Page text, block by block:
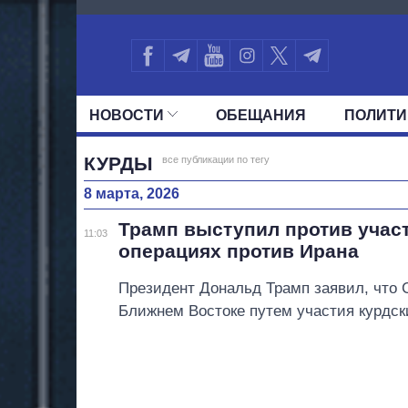
3499
НОВОСТИ ОБЕЩАНИЯ
ВСЕ ПОЛИТИКИ
КУРДЫ все публикации по тегу
8 марта, 2026
11:03
Трамп выступил против
операциях против Ирана
Президент Дональд Трамп заявил,
Ближнем Востоке путем участия